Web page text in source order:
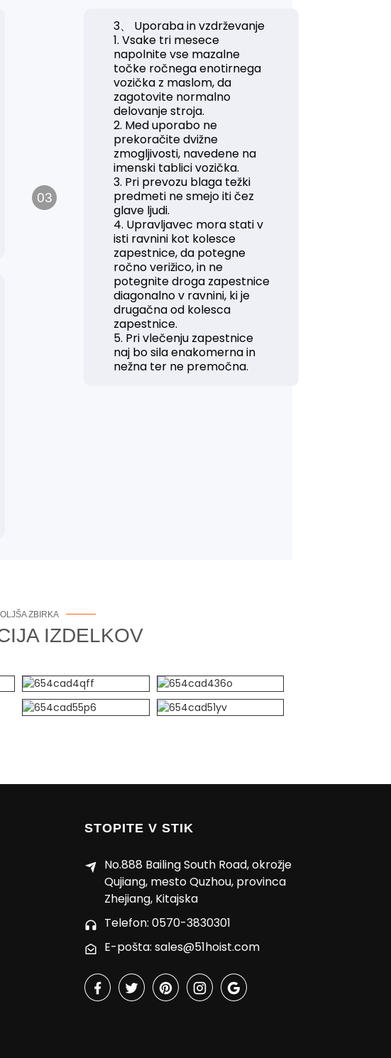
03
3、 Uporaba in vzdrževanje
1. Vsake tri mesece
napolnite vse mazalne
točke ročnega enotirnega
vozička z maslom, da
zagotovite normalno
delovanje stroja.
2. Med uporabo ne
prekoračite dvižne
zmogljivosti, navedene na
imenski tablici vozička.
3. Pri prevozu blaga težki
predmeti ne smejo iti čez
glave ljudi.
4. Upravljavec mora stati v
isti ravnini kot kolesce
zapestnice, da potegne
ročno verižico, in ne
potegnite droga zapestnice
diagonalno v ravnini, ki je
drugačna od kolesca
zapestnice.
5. Pri vlečenju zapestnice
naj bo sila enakomerna in
nežna ter ne premočna.
ZBIRKA
IZDELKOV
STOPITE V STIK
No.888 Bailing South Road, okrožje
Qujiang, mesto Quzhou, provinca
Zhejiang, Kitajska
Telefon: 0570-3830301
E-pošta: sales@51hoist.com